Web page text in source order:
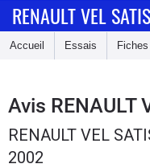
Accueil
Essais
Guide
d'achat
RENAULT VEL SATIS
Accueil Essais
Avis RENAULT
RENAULT VEL
2002